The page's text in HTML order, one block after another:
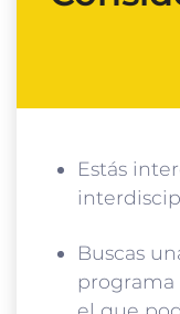
Estás
Buscas